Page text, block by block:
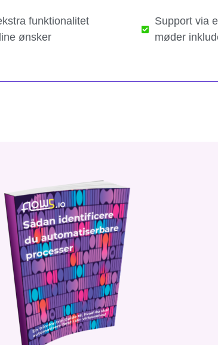
funktionalitet
ønsker​
Support via
møder